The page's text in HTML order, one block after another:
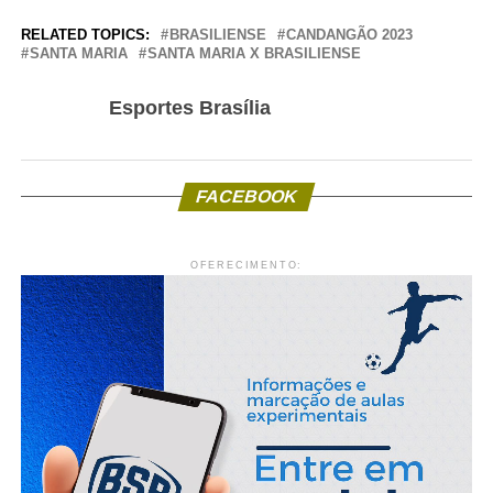
RELATED TOPICS: BRASILIENSE
CANDANGÃO 2023
SANTA MARIA
SANTA MARIA X BRASILIENSE
Esportes Brasília
FACEBOOK
OFERECIMENTO: